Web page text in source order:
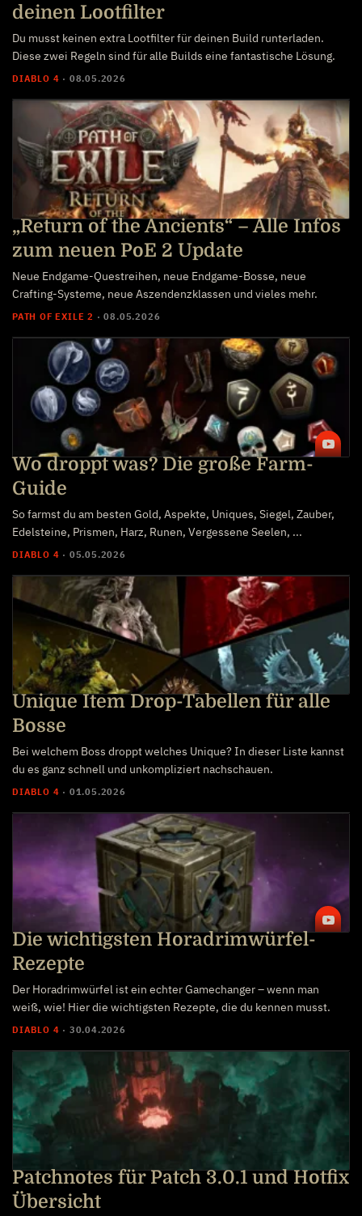
deinen Lootfilter
Du musst keinen extra Lootfilter für deinen Build runterladen.
Diese zwei Regeln sind für alle Builds eine fantastische Lösung.
DIABLO 4 · 08.05.2026
„Return of the Ancients“ – Alle Infos
zum neuen PoE 2 Update
Neue Endgame-Questreihen, neue Endgame-Bosse, neue
Crafting-Systeme, neue Aszendenzklassen und vieles mehr.
PATH OF EXILE 2 · 08.05.2026
Wo droppt was? Die große Farm-
Guide
So farmst du am besten Gold, Aspekte, Uniques, Siegel, Zauber,
Edelsteine, Prismen, Harz, Runen, Vergessene Seelen, ...
DIABLO 4 · 05.05.2026
Unique Item Drop-Tabellen für alle
Bosse
Bei welchem Boss droppt welches Unique? In dieser Liste kannst
du es ganz schnell und unkompliziert nachschauen.
DIABLO 4 · 01.05.2026
Die wichtigsten Horadrimwürfel-
Rezepte
Der Horadrimwürfel ist ein echter Gamechanger – wenn man
weiß, wie! Hier die wichtigsten Rezepte, die du kennen musst.
DIABLO 4 · 30.04.2026
Patchnotes für Patch 3.0.1 und Hotfix
Übersicht